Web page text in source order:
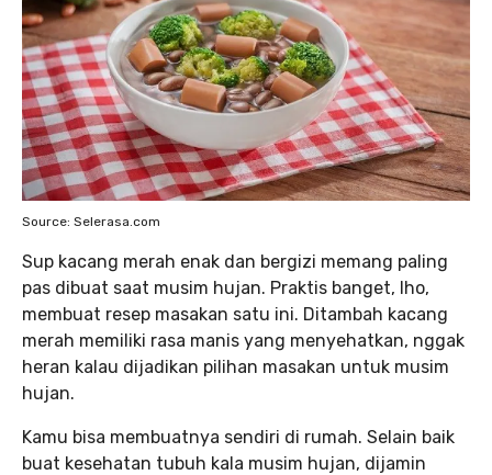
Source: Selerasa.com
Sup kacang merah enak dan bergizi memang paling
pas dibuat saat musim hujan. Praktis banget, lho,
membuat resep masakan satu ini. Ditambah kacang
merah memiliki rasa manis yang menyehatkan, nggak
heran kalau dijadikan pilihan masakan untuk musim
hujan.
Kamu bisa membuatnya sendiri di rumah. Selain baik
buat kesehatan tubuh kala musim hujan, dijamin